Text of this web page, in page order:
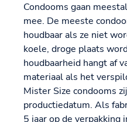
Condooms gaan
mee. De meeste
houdbaar als ze niet
koele, droge plaats
houdbaarheid hangt af
materiaal als het
Mister Size condooms
productiedatum. Als
5 jaar op de verpakking